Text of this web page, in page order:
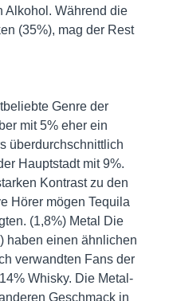
Alkohol. Während die
(35%), mag der Rest
Genre der
mit 5% eher ein
überdurchschnittlich
Hauptstadt mit 9%.
Kontrast zu den
Hörer mögen Tequila
(1,8%) Metal Die
haben einen ähnlichen
verwandten Fans der
Whisky. Die Metal-
Geschmack in